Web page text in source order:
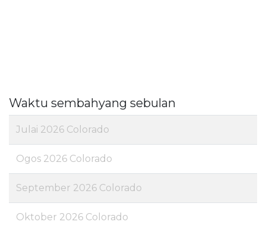
Waktu sembahyang sebulan
Julai 2026 Colorado
Ogos 2026 Colorado
September 2026 Colorado
Oktober 2026 Colorado